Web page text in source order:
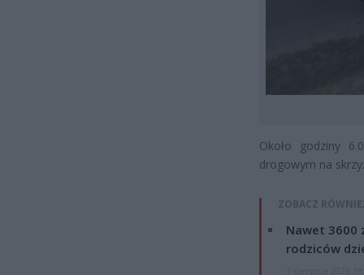
Około godziny
drogowym na
ZOBACZ
Nawet 3600
rodziców